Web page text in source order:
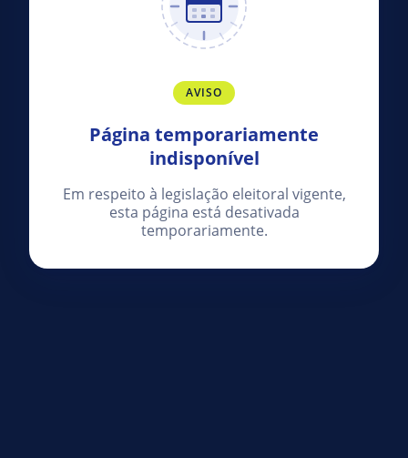
AVISO
Página temporariamente
indisponível
Em respeito à legislação eleitoral vigente,
esta página está desativada
temporariamente.